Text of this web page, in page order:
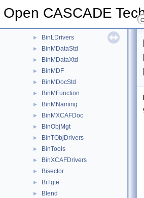
Open CASCADE
Aspect
► BinLDrivers
► BinMDataStd
► BinMDataXtd
► BinMDF
► BinMDocStd
► BinMFunction
► BinMNaming
► BinMXCAFDoc
► BinObjMgt
► BinTObjDrivers
► BinTools
► BinXCAFDrivers
► Bisector
► BiTgte
► Blend